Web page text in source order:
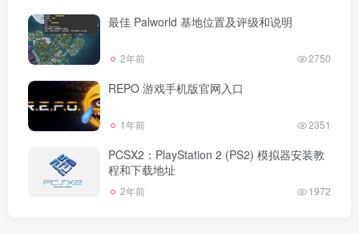
最佳 Palworld 基地位置及评级和说明
2年前 2750
REPO 游戏手机版官网入口
1年前 2351
PCSX2：PlayStation 2 (PS2) 模拟器安装教
程和下载地址
2年前 1972